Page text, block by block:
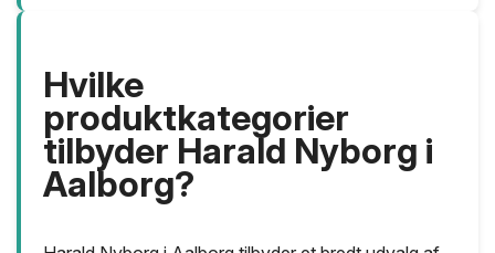
Hvilke
produktkategorier
tilbyder Harald Nyborg i
Aalborg?